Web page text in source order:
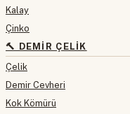
Kalay
Çinko
🔨 DEMIR ÇELIK
Çelik
Demir Cevheri
Kok Kömürü